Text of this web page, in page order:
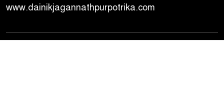
www.dainikjagannathpurpotrika.com